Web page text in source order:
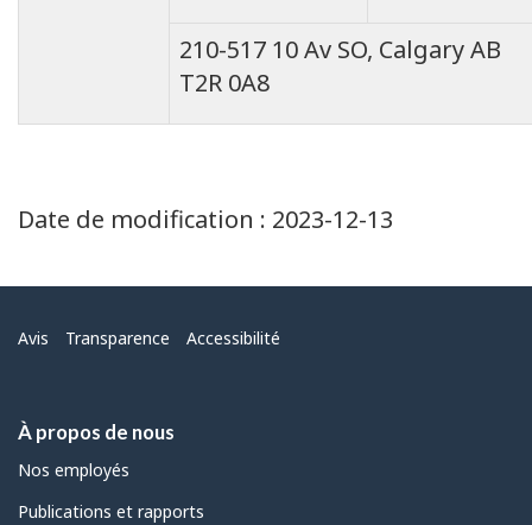
210-517 10 Av SO, Calgary AB
T2R 0A8
Date de modification : 2023-12-13
Menu
Avis Transparence Accessibilité
À propos de nous
Nos employés
Publications et rapports